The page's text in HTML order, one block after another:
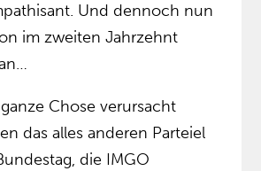
Und dennoch nun
im zweiten Jahrzehnt
Chose verursacht
das alles anderen Parteiel
die IMGO